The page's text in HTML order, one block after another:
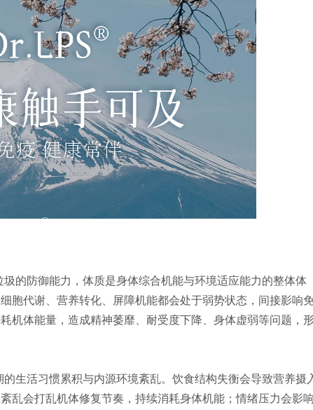
的防御能力，体质是身体综合机能与环境适应能力的整体体
胞代谢、营养转化、屏障机能都会处于弱势状态，间接影响
机体能量，造成精神萎靡、耐受度下降、身体虚弱等问题，
生活习惯累积与内源环境紊乱。饮食结构失衡会导致营养摄
乱会打乱机体修复节奏，持续消耗身体机能；情绪压力会影